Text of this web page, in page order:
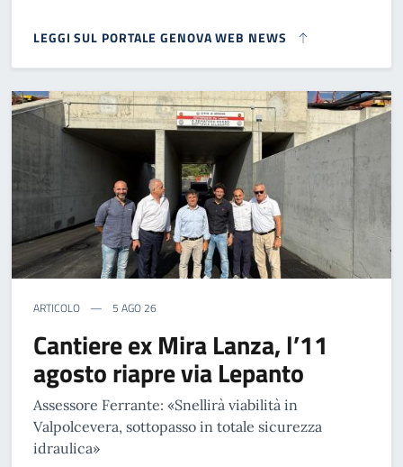
LEGGI SUL PORTALE GENOVA WEB NEWS
ARTICOLO 5 AGO 26
Cantiere ex Mira Lanza, l’11
agosto riapre via Lepanto
Assessore Ferrante: «Snellirà viabilità in
Valpolcevera, sottopasso in totale sicurezza
idraulica»